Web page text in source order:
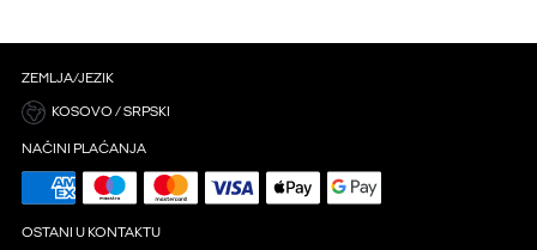
ZEMLJA/JEZIK
KOSOVO / SRPSKI
NAČINI PLAĆANJA
OSTANI U KONTAKTU